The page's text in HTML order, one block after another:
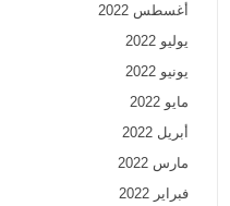
أغسطس 2022
يوليو 2022
يونيو 2022
مايو 2022
أبريل 2022
مارس 2022
فبراير 2022